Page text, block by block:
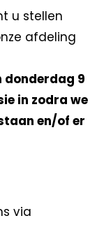
u stellen
afdeling
donderdag 9
in zodra we
en/of er
via